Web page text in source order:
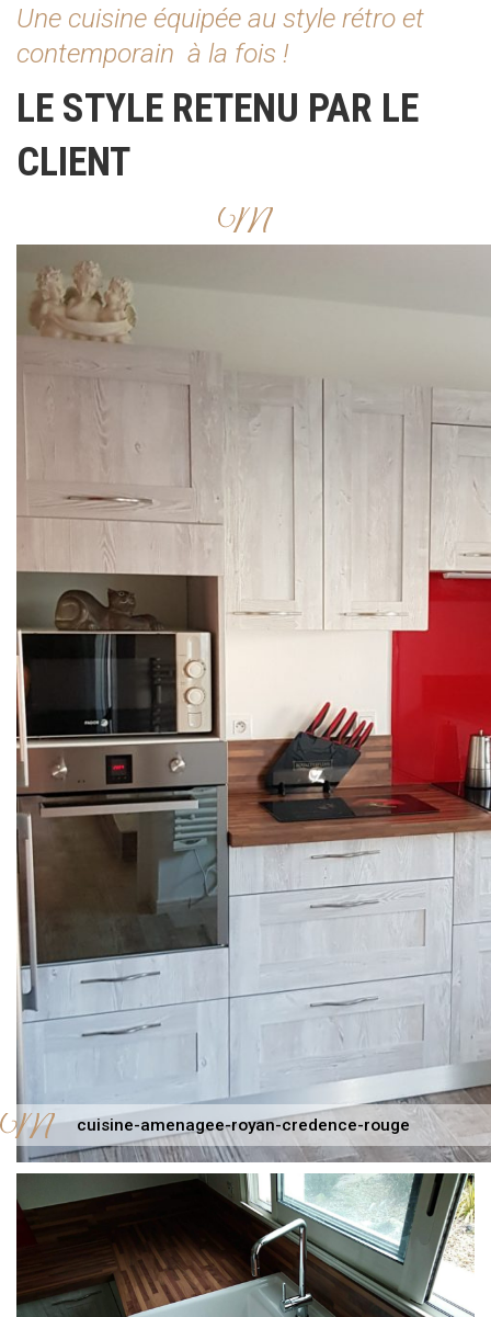
Une cuisine équipée au style rétro et
contemporain à la fois !
LE STYLE RETENU PAR LE
CLIENT
cuisine-amenagee-royan-credence-rouge